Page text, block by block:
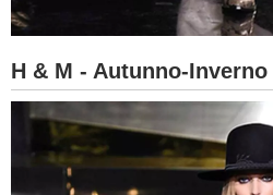
H & M - Autunno-Inverno